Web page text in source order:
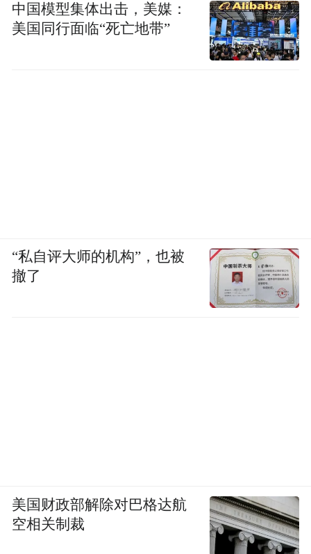
中国模型集体出击，美媒：
美国同行面临“死亡地带”
“私自评大师的机构”，也被
撤了
美国财政部解除对巴格达航
空相关制裁